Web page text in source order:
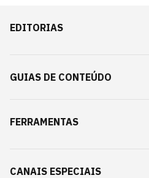
EDITORIAS
GUIAS DE CONTEÚDO
FERRAMENTAS
CANAIS ESPECIAIS